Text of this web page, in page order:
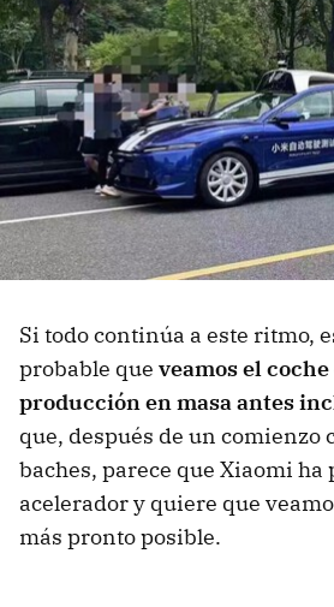
Si todo continúa a este ritmo,
probable que veamos el
producción en masa antes
que, después de un comienzo
baches, parece que Xiaomi ha
acelerador y quiere que
más pronto posible.